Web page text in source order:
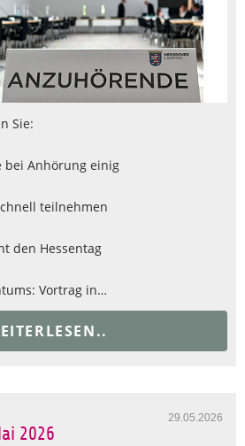
Sie:
bei Anhörung einig
teilnehmen
den Hessentag
Vortrag in…
29.05.2026
2026